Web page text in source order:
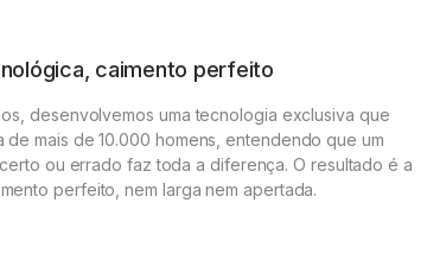
caimento perfeito
desenvolvemos uma tecnologia exclusiva que
de mais de 10.000 homens, entendendo que um
ou errado faz toda a diferença. O resultado é a
perfeito, nem larga nem apertada.